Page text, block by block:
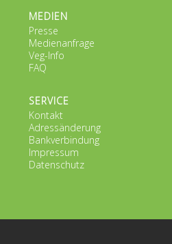
MEDIEN
Presse
Medienanfrage
Veg-Info
FAQ
SERVICE
Kontakt
Adressänderung
Bankverbindung
Impressum
Datenschutz